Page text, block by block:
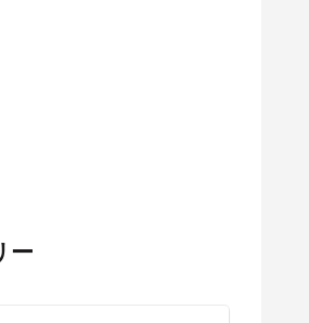
ー